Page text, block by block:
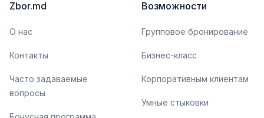
Zbor.md
О нас
Контакты
Часто задаваемые
вопросы
Возможности
Групповое бронирование
Бизнес-класс
Корпоративным клиентам
Умные стыковки